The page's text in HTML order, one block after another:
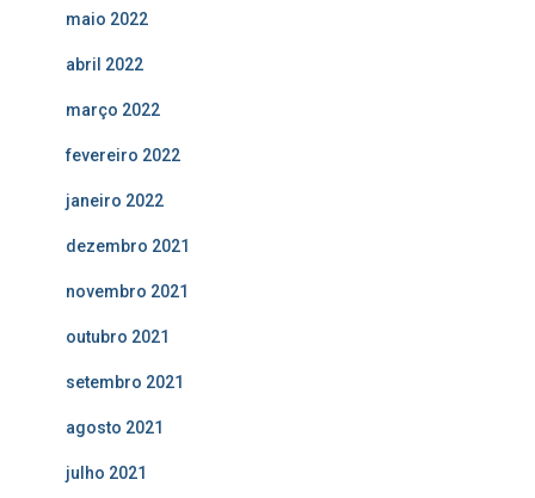
maio 2022
abril 2022
março 2022
fevereiro 2022
janeiro 2022
dezembro 2021
novembro 2021
outubro 2021
setembro 2021
agosto 2021
julho 2021